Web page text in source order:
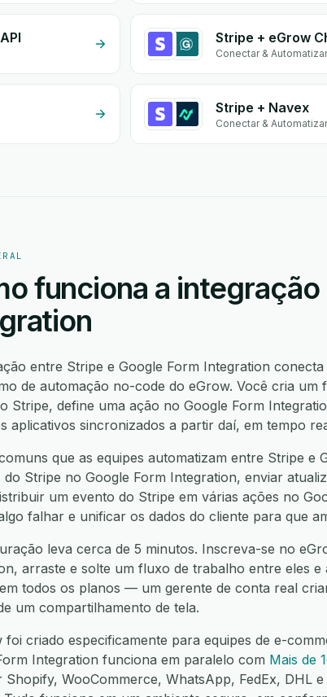
Stripe + eGrow
Conectar & Automatizar
Stripe + Navex
Conectar & Automatizar
funciona a
entre Stripe e Google Form Integration conecta
de automação no-code do eGrow. Você cria
Stripe, define uma ação no Google Form
aplicativos sincronizados a partir daí, em tempo
que as equipes automatizam entre Stripe e
do Stripe no Google Form Integration, enviar
um evento do Stripe em várias ações no
falhar e unificar os dados do cliente para que
leva cerca de 5 minutos. Inscreva-se no
arraste e solte um fluxo de trabalho entre eles
todos os planos — um gerente de conta real
um compartilhamento de tela.
foi criado especificamente para equipes de e-
Integration funciona em paralelo com Mais de
Shopify, WooCommerce, WhatsApp, FedEx, DHL